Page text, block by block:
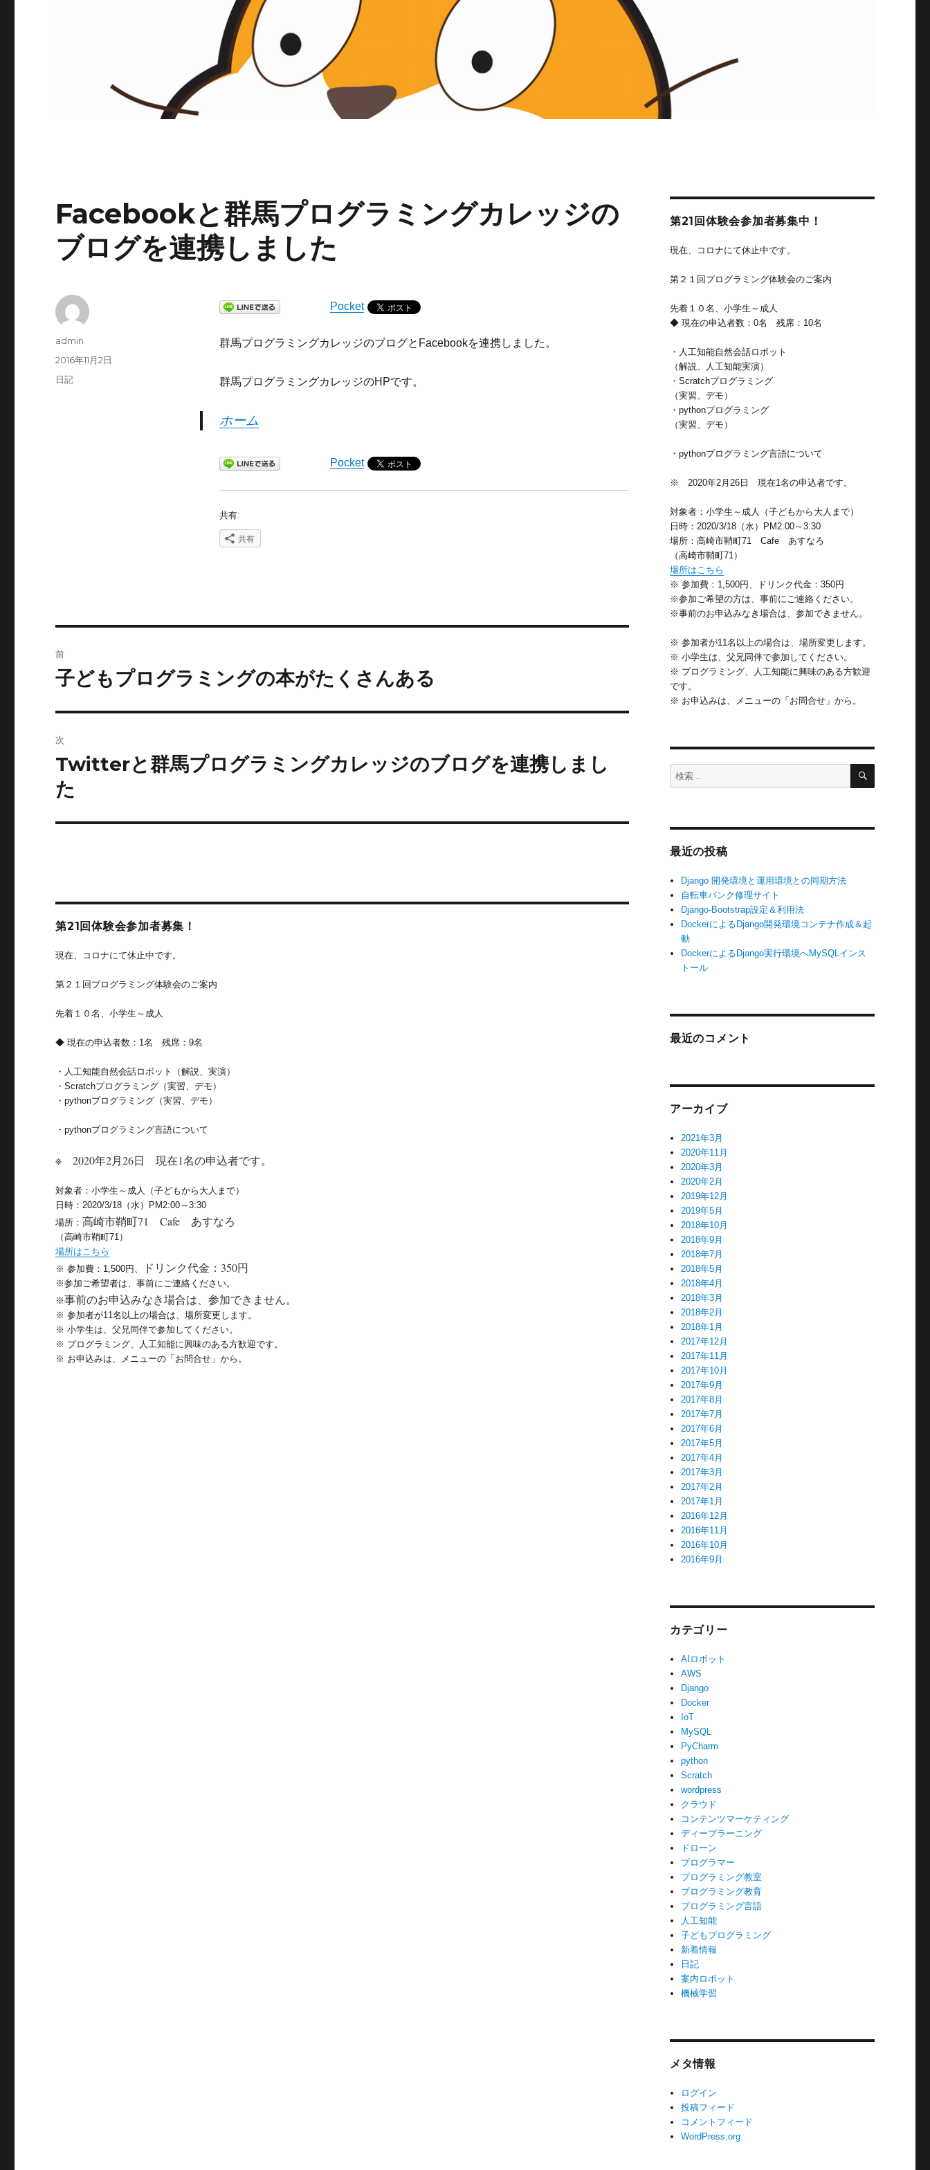
Facebookと群馬プログラミングカレッジの
ブログを連携しました
Pocket
群馬プログラミングカレッジのブログとFacebookを連携しました。
群馬プログラミングカレッジのHPです。
ホーム
Pocket
共有:
共有
投
admin
投
稿
2016年11月2日
カ
日記
稿
ゲ
ー
前
前
投
稿:
子どもプログラミングの本がたくさんある
次
次
の
投
稿:
Twitterと群馬プログラミングカレッジのブログを連携しまし
た
第21回体験会参加者募集！
現在、コロナにて休止中です。
第２１回プログラミング体験会のご案内
先着１０名、小学生～成人
◆ 現在の申込者数：1名 残席：9名
・人工知能自然会話ロボット（解説、実演）
・Scratchプログラミング（実習、デモ）
・pythonプログラミング（実習、デモ）
・pythonプログラミング言語について
※ 2020年2月26日 現在1名の申込者です。
対象者：小学生～成人（子どもから大人まで）
日時：2020/3/18（水）PM2:00～3:30
場所： 高崎市鞘町71 Cafe あすなろ
（高崎市鞘町71）
場所はこちら
※ 参加費：1,500円、
ドリンク代金：350円
※参加ご希望者は、事前にご連絡ください。
※事前のお申込みなき場合は、参加できません。
※ 参加者が11名以上の場合は、場所変更します。
※ 小学生は、父兄同伴で参加してください。
※ プログラミング、人工知能に興味のある方歓迎です。
※ お申込みは、メニューの「お問合せ」から。
第21回体験会参加者募集中！
現在、コロナにて休止中です。
第２１回プログラミング体験会のご案内
先着１０名、小学生～成人
◆ 現在の申込者数：0名 残席：10名
・人工知能自然会話ロボット
（解説、人工知能実演）
・Scratchプログラミング
（実習、デモ）
・pythonプログラミング
（実習、デモ）
・pythonプログラミング言語について
※ 2020年2月26日 現在1名の申込者です。
対象者：小学生～成人（子どもから大人まで）
日時：2020/3/18（水）PM2:00～3:30
場所：高崎市鞘町71 Cafe あすなろ
（高崎市鞘町71）
場所はこちら
※ 参加費：1,500円、ドリンク代金：350円
※参加ご希望の方は、事前にご連絡ください。
※事前のお申込みなき場合は、参加できません。
※ 参加者が11名以上の場合は、場所変更します。
※ 小学生は、父兄同伴で参加してください。
※ プログラミング、人工知能に興味のある方歓迎
です。
※ お申込みは、メニューの「お問合せ」から。
検
検
最近の投稿
Django 開発環境と運用環境との同期方法
自転車パンク修理サイト
Django-Bootstrap設定＆利用法
DockerによるDjango開発環境コンテナ作成＆起
動
DockerによるDjango実行環境へMySQLインス
トール
最近のコメント
アーカイブ
2021年3月
2020年11月
2020年3月
2020年2月
2019年12月
2019年5月
2018年10月
2018年9月
2018年7月
2018年5月
2018年4月
2018年3月
2018年2月
2018年1月
2017年12月
2017年11月
2017年10月
2017年9月
2017年8月
2017年7月
2017年6月
2017年5月
2017年4月
2017年3月
2017年2月
2017年1月
2016年12月
2016年11月
2016年10月
2016年9月
カテゴリー
AIロボット
AWS
Django
Docker
IoT
MySQL
PyCharm
python
Scratch
wordpress
クラウド
コンテンツマーケティング
ディープラーニング
ドローン
プログラマー
プログラミング教室
プログラミング教育
プログラミング言語
人工知能
子どもプログラミング
新着情報
日記
案内ロボット
機械学習
メタ情報
ログイン
投稿フィード
コメントフィード
WordPress.org